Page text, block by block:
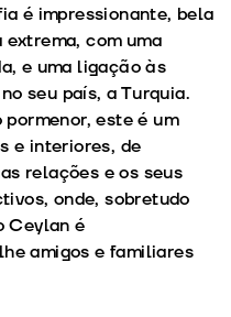
é impressionante, bela
com uma
e uma ligação às
seu país, a Turquia.
este é um
e interiores, de
relações e os seus
onde, sobretudo
Ceylan é
amigos e familiares